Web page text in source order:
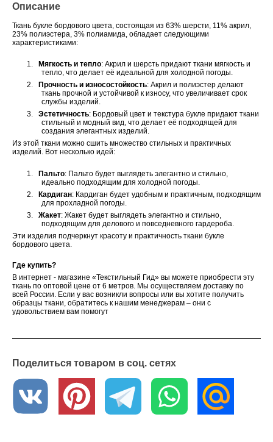
Описание
Ткань букле бордового цвета, состоящая из 63% шерсти, 11% акрил,
23% полиэстера, 3% полиамида, обладает следующими
характеристиками:
1. Мягкость и тепло: Акрил и шерсть придают ткани мягкость и
тепло, что делает её идеальной для холодной погоды.
2.
Прочность и износостойкость: Акрил и полиэстер делают
ткань прочной и устойчивой к износу, что увеличивает срок
службы изделий.
3.
Эстетичность: Бордовый цвет и текстура букле придают ткани
стильный и модный вид, что делает её подходящей для
создания элегантных изделий.
Из этой ткани можно сшить множество стильных и практичных
изделий. Вот несколько идей:
1. Пальто: Пальто будет выглядеть элегантно и стильно,
идеально подходящим для холодной погоды.
2.
Кардиган: Кардиган будет удобным и практичным, подходящим
для прохладной погоды.
3.
Жакет: Жакет будет выглядеть элегантно и стильно,
подходящим для делового и повседневного гардероба.
Эти изделия подчеркнут красоту и практичность ткани букле
бордового цвета.
Где купить?
В интернет - магазине «Текстильный Гид» вы можете приобрести эту
ткань по оптовой цене от 6 метров. Мы осуществляем доставку по
всей России. Если у вас возникли вопросы или вы хотите получить
образцы ткани, обратитесь к нашим менеджерам – они с
удовольствием вам помогут
Поделиться товаром в соц. сетях